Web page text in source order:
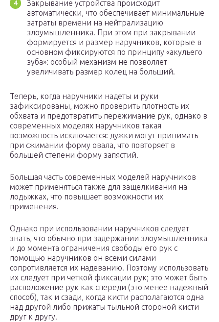
Закрывание устройства происходит
автоматически, что обеспечивает минимальные
затраты времени на нейтрализацию
злоумышленника. При этом при закрывании
формируется и размер наручников, которые в
основном фиксируются по принципу «акульего
зуба»: особый механизм не позволяет
увеличивать размер колец на больший.
Теперь, когда наручники надеты и руки
зафиксированы, можно проверить плотность их
обхвата и предотвратить пережимание рук, однако в
современных моделях наручников такая
возможность исключается: дужки могут принимать
при сжимании форму овала, что повторяет в
большей степени форму запястий.
Большая часть современных моделей наручников
может применяться также для защелкивания на
лодыжках, что повышает возможности их
применения.
Однако при использовании наручников следует
знать, что обычно при задержании злоумышленника
и до момента ограничения свободы его рук с
помощью наручников он всеми силами
сопротивляется их надеванию. Поэтому использовать
их следует при четкой фиксации рук; это может быть
расположение рук как спереди (это менее надежный
способ), так и сзади, когда кисти располагаются одна
над другой либо прижаты тыльной стороной кисти
друг к другу.